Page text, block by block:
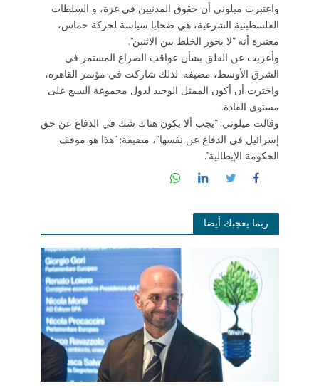
واعتبرت ميلوني أن حقوق المدنيين في غزة، و السلطات
الفلسطينية الشرعية، هي ضحايا سياسة لحركة حماس،
معتبرة أنه “لا يجوز الخلط بين الاثنين”.
وأعربت عن القلق بشأن عواقب الصراع المستمر في
الشرق الأوسط، مضيفة: لذلك شاركت في مؤتمر القاهرة،
واخترت أن أكون الممثل الوحيد لدول مجموعة السبع على
مستوى القادة.
وقالت ميلوني: “يجب ألا يكون هناك شك في الدفاع عن حق
إسرائيل في الدفاع عن نفسها”، مضيفة: “هذا هو موقف
الحكومة الإيطالية”.
ربما يعجبك أيضا